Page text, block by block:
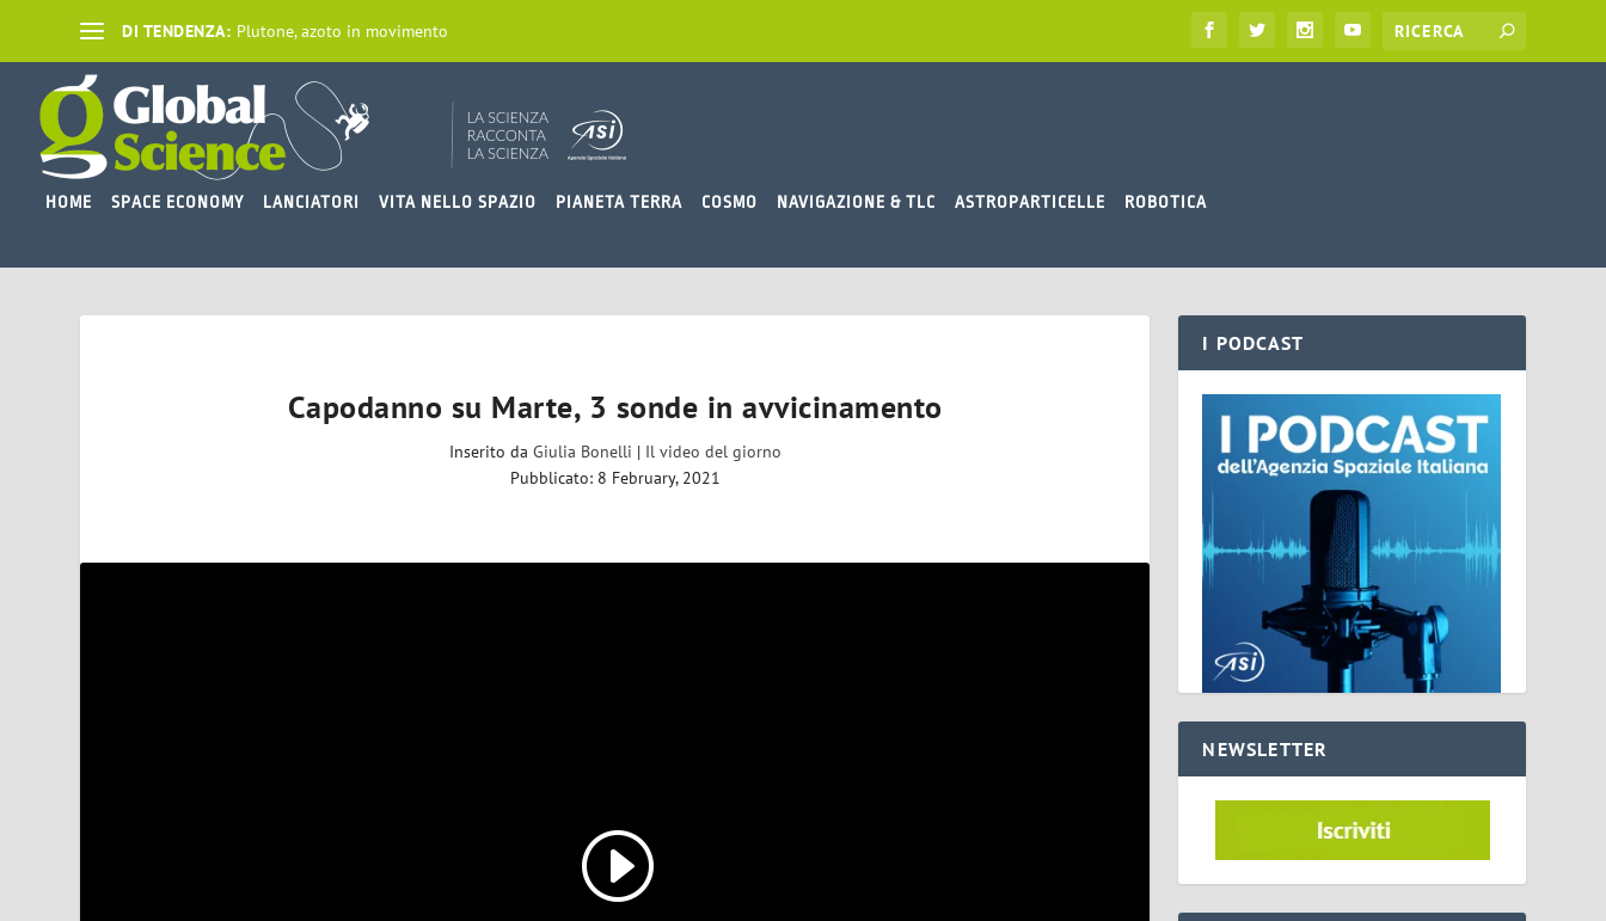
DI TENDENZA: Plutone, azoto in movimento
HOME SPACE ECONOMY LANCIATORI VITA NELLO SPAZIO PIANETA TERRA COSMO NAVIGAZIONE & TLC ASTROPARTICELLE ROBOTICA
Capodanno su Marte, 3 sonde in avvicinamento
Inserito da Giulia Bonelli | Il video del giorno
Pubblicato: 8 February, 2021
I PODCAST
NEWSLETTER